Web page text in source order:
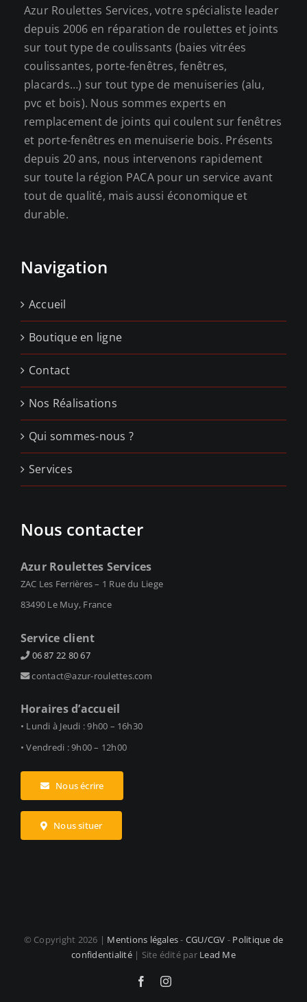
Azur Roulettes Services, votre spécialiste leader
depuis 2006 en réparation de roulettes et joints
sur tout type de coulissants (baies vitrées
coulissantes, porte-fenêtres, fenêtres,
placards…) sur tout type de menuiseries (alu,
pvc et bois). Nous sommes experts en
remplacement de joints qui coulent sur fenêtres
et porte-fenêtres en menuiserie bois. Présents
depuis 20 ans, nous intervenons rapidement
sur toute la région PACA pour un service avant
tout de qualité, mais aussi économique et
durable.
Navigation
Accueil
Boutique en ligne
Contact
Nos Réalisations
Qui sommes-nous ?
Services
Nous contacter
Azur Roulettes Services
ZAC Les Ferrières – 1 Rue du Liege
83490 Le Muy, France
Service client
06 87 22 80 67
contact@azur-roulettes.com
Horaires d’accueil
• Lundi à Jeudi : 9h00 – 16h30
• Vendredi : 9h00 – 12h00
Nous écrire
Nous situer
© Copyright 2026 | Mentions légales- CGU/CGV - Politique de
confidentialité| Site édité par Lead Me
FacebookInstagram